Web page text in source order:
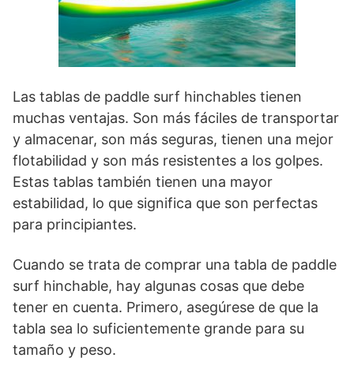
Las tablas de paddle surf hinchables tienen
muchas ventajas. Son más fáciles de transportar
y almacenar, son más seguras, tienen una mejor
flotabilidad y son más resistentes a los golpes.
Estas tablas también tienen una mayor
estabilidad, lo que significa que son perfectas
para principiantes.
Cuando se trata de comprar una tabla de paddle
surf hinchable, hay algunas cosas que debe
tener en cuenta. Primero, asegúrese de que la
tabla sea lo suficientemente grande para su
tamaño y peso.